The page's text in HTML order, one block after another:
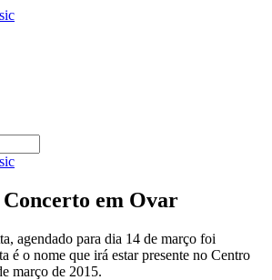
Concerto em Ovar
agendado para dia 14 de março foi
é o nome que irá estar presente no Centro
março de 2015.